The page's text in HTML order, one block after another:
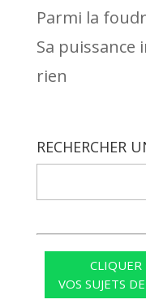
Parmi la
Sa puissance
rien
RECHERCHER
VOS SUJETS